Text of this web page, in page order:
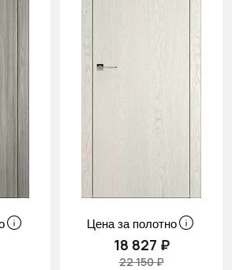
Цена за полотно
18 827 ₽
22 150 ₽